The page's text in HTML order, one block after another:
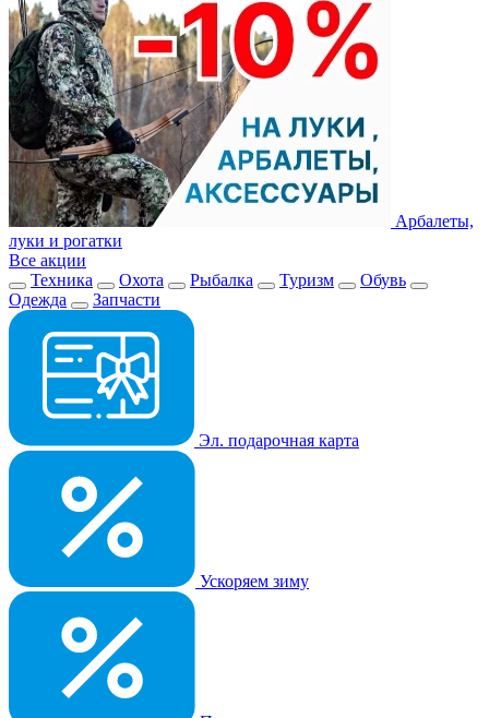
Арбалеты,
луки и рогатки
Все акции
Техника
Охота Рыбалка Туризм
Обувь
Одежда
Запчасти
Эл. подарочная карта
Ускоряем зиму